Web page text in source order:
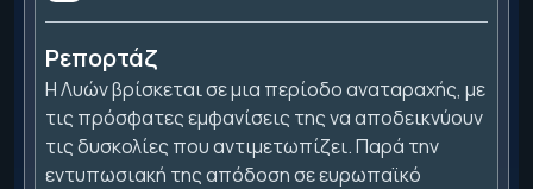
Ρεπορτάζ
Η Λυών βρίσκεται σε μια περίοδο αναταραχής, με
τις πρόσφατες εμφανίσεις της να αποδεικνύουν
τις δυσκολίες που αντιμετωπίζει. Παρά την
εντυπωσιακή της απόδοση σε ευρωπαϊκό